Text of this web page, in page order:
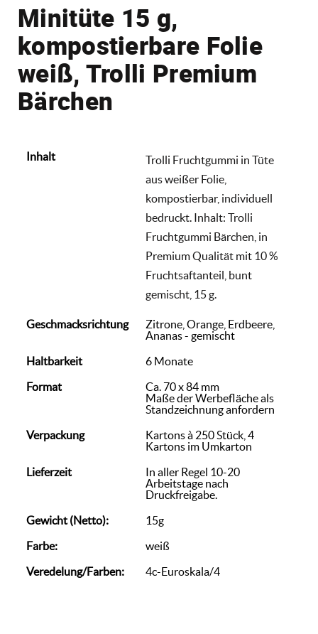
Minitüte 15 g,
kompostierbare Folie
weiß, Trolli Premium
Bärchen
Inhalt
Trolli Fruchtgummi in Tüte
aus weißer Folie,
kompostierbar, individuell
bedruckt. Inhalt: Trolli
Fruchtgummi Bärchen, in
Premium Qualität mit 10 %
Fruchtsaftanteil, bunt
gemischt, 15 g.
Geschmacksrichtung
Zitrone, Orange, Erdbeere,
Ananas - gemischt
Haltbarkeit
6 Monate
Format
Ca. 70 x 84 mm
Maße der Werbefläche als
Standzeichnung anfordern
Verpackung
Kartons à 250 Stück, 4
Kartons im Umkarton
Lieferzeit
In aller Regel 10-20
Arbeitstage nach
Druckfreigabe.
Gewicht (Netto):
15g
Farbe:
weiß
Veredelung/Farben:
4c-Euroskala/4